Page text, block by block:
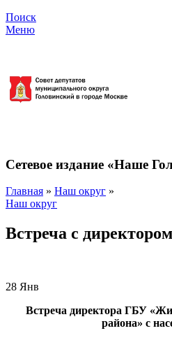
Поиск
Меню
Сетевое издание «Наше
Главная » Наш округ »
Наш округ
Встреча с
28 Янв
Встреча директора ГБУ
района» с